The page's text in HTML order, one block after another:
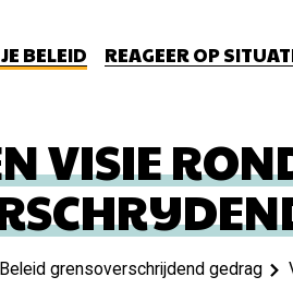
BELEID REAGEER OP
VISIE
Beleid grensoverschrijdend gedrag